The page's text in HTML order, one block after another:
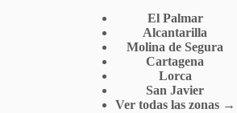
El Palmar
Alcantarilla
Molina de Segura
Cartagena
Lorca
San Javier
Ver todas las zonas →